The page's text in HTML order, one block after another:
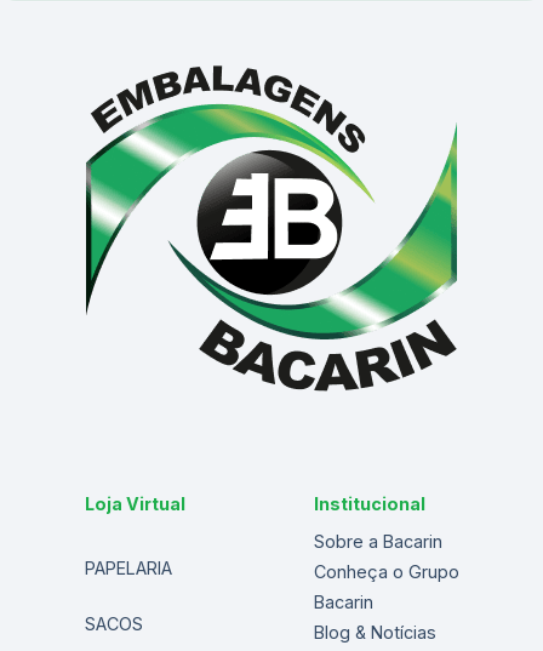
Loja Virtual
PAPELARIA
SACOS
Institucional
Sobre a Bacarin
Conheça o Grupo
Bacarin
Blog & Notícias